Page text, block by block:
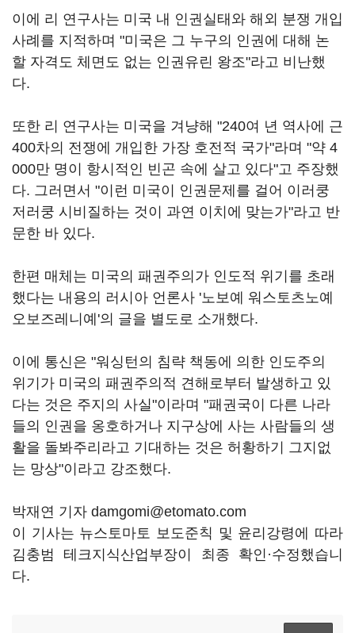
이에 리 연구사는 미국 내 인권실태와 해외 분쟁 개입
사례를 지적하며 "미국은 그 누구의 인권에 대해 논
할 자격도 체면도 없는 인권유린 왕조"라고 비난했
다.
또한 리 연구사는 미국을 겨냥해 "240여 년 역사에 근
400차의 전쟁에 개입한 가장 호전적 국가"라며 "약 4
000만 명이 항시적인 빈곤 속에 살고 있다"고 주장했
다. 그러면서 "이런 미국이 인권문제를 걸어 이러쿵
저러쿵 시비질하는 것이 과연 이치에 맞는가"라고 반
문한 바 있다.
한편 매체는 미국의 패권주의가 인도적 위기를 초래
했다는 내용의 러시아 언론사 '노보예 워스토츠노예
오보즈레니예'의 글을 별도로 소개했다.
이에 통신은 "워싱턴의 침략 책동에 의한 인도주의
위기가 미국의 패권주의적 견해로부터 발생하고 있
다는 것은 주지의 사실"이라며 "패권국이 다른 나라
들의 인권을 옹호하거나 지구상에 사는 사람들의 생
활을 돌봐주리라고 기대하는 것은 허황하기 그지없
는 망상"이라고 강조했다.
박재연 기자 damgomi@etomato.com
이 기사는 뉴스토마토 보도준칙 및 윤리강령에 따라
김충범 테크지식산업부장이 최종 확인·수정했습니
다.